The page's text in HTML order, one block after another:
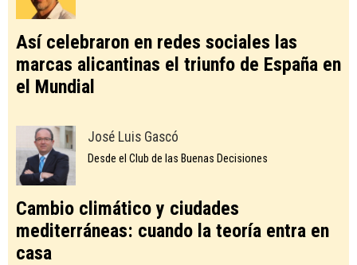
Así celebraron en redes sociales las
marcas alicantinas el triunfo de España en
el Mundial
José Luis Gascó
Desde el Club de las Buenas Decisiones
Cambio climático y ciudades
mediterráneas: cuando la teoría entra en
casa